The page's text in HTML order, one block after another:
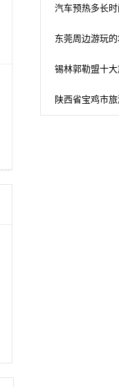
汽车预热多长
东莞周边游玩
锡林郭勒盟十
陕西省宝鸡市